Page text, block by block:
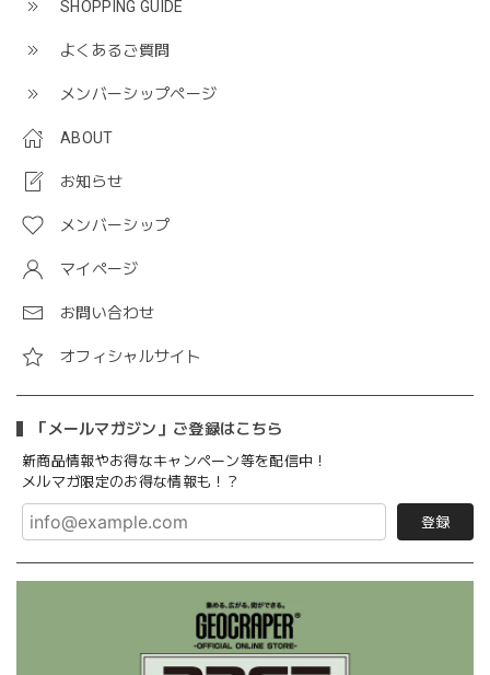
SHOPPING GUIDE
よくあるご質問
メンバーシップページ
ABOUT
お知らせ
メンバーシップ
マイページ
お問い合わせ
オフィシャルサイト
「メールマガジン」ご登録はこちら
新商品情報やお得なキャンペーン等を配信中！
メルマガ限定のお得な情報も！？
登録